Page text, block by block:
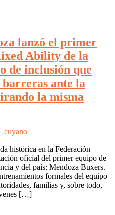
lanzó el primer
Ability de la
de inclusión que
barreras ante la
la misma
histórica en la Federación
oficial del primer equipo de
y del país: Mendoza Buxers.
formales del equipo
familias y, sobre todo,
[…]